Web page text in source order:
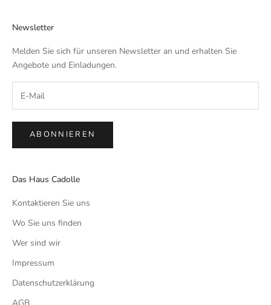
Newsletter
Melden Sie sich für unseren Newsletter an und erhalten Sie
Angebote und Einladungen.
ABONNIEREN
Das Haus Cadolle
Kontaktieren Sie uns
Wo Sie uns finden
Wer sind wir
Impressum
Datenschutzerklärung